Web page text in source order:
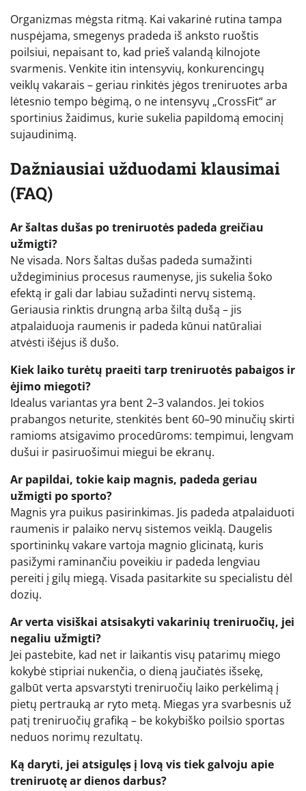
Organizmas mėgsta ritmą. Kai vakarinė rutina tampa
nuspėjama, smegenys pradeda iš anksto ruoštis
poilsiui, nepaisant to, kad prieš valandą kilnojote
svarmenis. Venkite itin intensyvių, konkurencingų
veiklų vakarais – geriau rinkitės jėgos treniruotes arba
lėtesnio tempo bėgimą, o ne intensyvų „CrossFit“ ar
sportinius žaidimus, kurie sukelia papildomą emocinį
sujaudinimą.
Dažniausiai užduodami klausimai
(FAQ)
Ar šaltas dušas po treniruotės padeda greičiau
užmigti?
Ne visada. Nors šaltas dušas padeda sumažinti
uždegiminius procesus raumenyse, jis sukelia šoko
efektą ir gali dar labiau sužadinti nervų sistemą.
Geriausia rinktis drungną arba šiltą dušą – jis
atpalaiduoja raumenis ir padeda kūnui natūraliai
atvėsti išėjus iš dušo.
Kiek laiko turėtų praeiti tarp treniruotės pabaigos ir
ėjimo miegoti?
Idealus variantas yra bent 2–3 valandos. Jei tokios
prabangos neturite, stenkitės bent 60–90 minučių skirti
ramioms atsigavimo procedūroms: tempimui, lengvam
dušui ir pasiruošimui miegui be ekranų.
Ar papildai, tokie kaip magnis, padeda geriau
užmigti po sporto?
Magnis yra puikus pasirinkimas. Jis padeda atpalaiduoti
raumenis ir palaiko nervų sistemos veiklą. Daugelis
sportininkų vakare vartoja magnio glicinatą, kuris
pasižymi raminančiu poveikiu ir padeda lengviau
pereiti į gilų miegą. Visada pasitarkite su specialistu dėl
dozių.
Ar verta visiškai atsisakyti vakarinių treniruočių, jei
negaliu užmigti?
Jei pastebite, kad net ir laikantis visų patarimų miego
kokybė stipriai nukenčia, o dieną jaučiatės išsekę,
galbūt verta apsvarstyti treniruočių laiko perkėlimą į
pietų pertrauką ar ryto metą. Miegas yra svarbesnis už
patį treniruočių grafiką – be kokybiško poilsio sportas
neduos norimų rezultatų.
Ką daryti, jei atsigulęs į lovą vis tiek galvoju apie
treniruotę ar dienos darbus?